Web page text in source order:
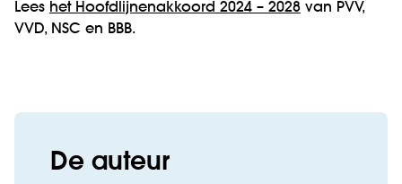
Lees het Hoofdlijnenakkoord 2024 – 2028 van PVV,
VVD, NSC en BBB.
De auteur